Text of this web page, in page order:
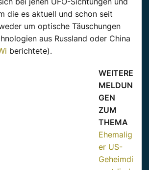
die es aktuell und schon seit
um optische Täuschungen
aus Russland oder China
berichtete).
WEITERE
MELDUN
GEN
ZUM
THEMA
Ehemalig
er US-
Geheimdi